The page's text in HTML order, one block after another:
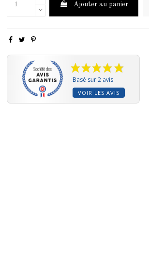
Ajouter au panier
Basé sur 2 avis
VOIR LES AVIS